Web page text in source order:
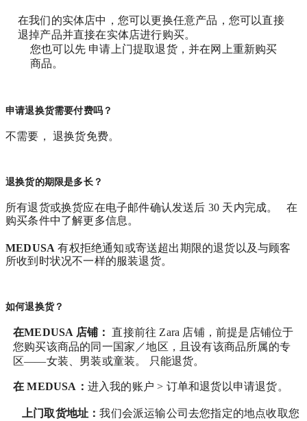
在我们的实体店中，您可以更换任意产品，您可以直接
退掉产品并直接在实体店进行购买。
您也可以先 申请上门提取退货，并在网上重新购买
商品。
申请退换货需要付费吗？
不需要， 退换货免费。
退换货的期限是多长？
所有退货或换货应在电子邮件确认发送后 30 天内完成。 在
购买条件中了解更多信息。
MEDUSA有权拒绝通知或寄送超出期限的退货以及与顾客
所收到时状况不一样的服装退货。
如何退换货？
在MEDUSA 店铺：直接前往 Zara 店铺，前提是店铺位于
您购买该商品的同一国家／地区，且设有该商品所属的专
区——女装、男装或童装。 只能退货。
在MEDUSA ： 进入我的账户 > 订单和退货 以申请退货。
上门取货地址：我们会派运输公司去您指定的地点收取您